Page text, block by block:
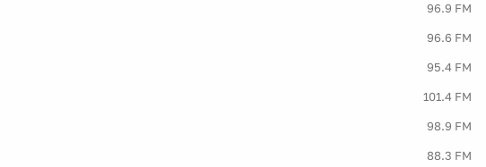
96.9 FM
96.6 FM
95.4 FM
101.4 FM
98.9 FM
88.3 FM